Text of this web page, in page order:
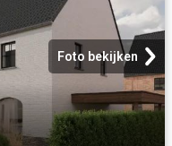
Foto bekijken